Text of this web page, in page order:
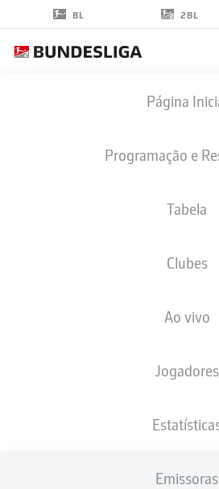
BL 2BL
Página
Programação e
Tabela
Clubes
Ao vivo
Jogadores
Emissoras